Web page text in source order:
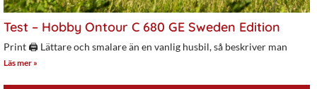
Test – Hobby Ontour C 680 GE Sweden Edition
Print 🖨 Lättare och smalare än en vanlig husbil, så beskriver man
Läs mer »